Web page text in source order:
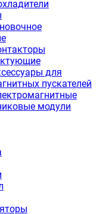
для
пускателей
модули